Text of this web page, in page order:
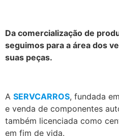
Da comercialização de
seguimos para a área dos
suas peças.
A SERVCARROS, fundada
e venda de componentes
também licenciada como
em fim de vida.